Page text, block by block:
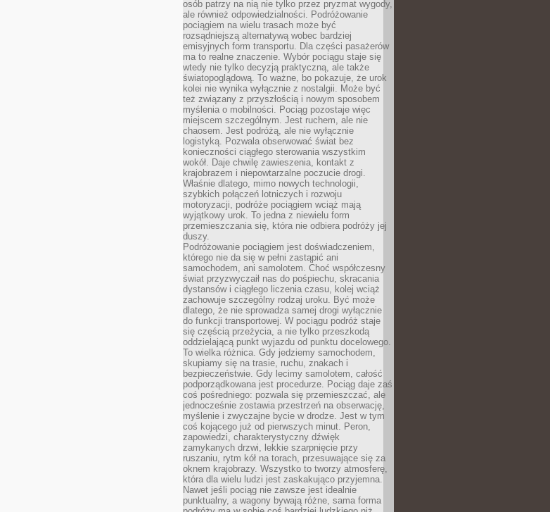
osób patrzy na nią nie tylko przez pryzmat wygody,
ale również odpowiedzialności. Podróżowanie
pociągiem na wielu trasach może być
rozsądniejszą alternatywą wobec bardziej
emisyjnych form transportu. Dla części pasażerów
ma to realne znaczenie. Wybór pociągu staje się
wtedy nie tylko decyzją praktyczną, ale także
światopoglądową. To ważne, bo pokazuje, że urok
kolei nie wynika wyłącznie z nostalgii. Może być
też związany z przyszłością i nowym sposobem
myślenia o mobilności. Pociąg pozostaje więc
miejscem szczególnym. Jest ruchem, ale nie
chaosem. Jest podróżą, ale nie wyłącznie
logistyką. Pozwala obserwować świat bez
konieczności ciągłego sterowania wszystkim
wokół. Daje chwilę zawieszenia, kontakt z
krajobrazem i niepowtarzalne poczucie drogi.
Właśnie dlatego, mimo nowych technologii,
szybkich połączeń lotniczych i rozwoju
motoryzacji, podróże pociągiem wciąż mają
wyjątkowy urok. To jedna z niewielu form
przemieszczania się, która nie odbiera podróży jej
duszy.
Podróżowanie pociągiem jest doświadczeniem,
którego nie da się w pełni zastąpić ani
samochodem, ani samolotem. Choć współczesny
świat przyzwyczaił nas do pośpiechu, skracania
dystansów i ciągłego liczenia czasu, kolej wciąż
zachowuje szczególny rodzaj uroku. Być może
dlatego, że nie sprowadza samej drogi wyłącznie
do funkcji transportowej. W pociągu podróż staje
się częścią przeżycia, a nie tylko przeszkodą
oddzielającą punkt wyjazdu od punktu docelowego.
To wielka różnica. Gdy jedziemy samochodem,
skupiamy się na trasie, ruchu, znakach i
bezpieczeństwie. Gdy lecimy samolotem, całość
podporządkowana jest procedurze. Pociąg daje zaś
coś pośredniego: pozwala się przemieszczać, ale
jednocześnie zostawia przestrzeń na obserwację,
myślenie i zwyczajne bycie w drodze. Jest w tym
coś kojącego już od pierwszych minut. Peron,
zapowiedzi, charakterystyczny dźwięk
zamykanych drzwi, lekkie szarpnięcie przy
ruszaniu, rytm kół na torach, przesuwające się za
oknem krajobrazy. Wszystko to tworzy atmosferę,
która dla wielu ludzi jest zaskakująco przyjemna.
Nawet jeśli pociąg nie zawsze jest idealnie
punktualny, a wagony bywają różne, sama forma